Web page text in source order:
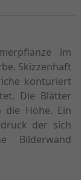
im
Skizzenhaft
konturiert
Die Blätter
die Höhe. Ein
der sich
Bilderwand